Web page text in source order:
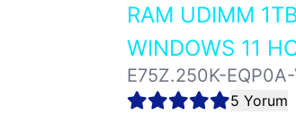
RAM UDIMM
WINDOWS 11
E75Z.250K-
5 Yorum